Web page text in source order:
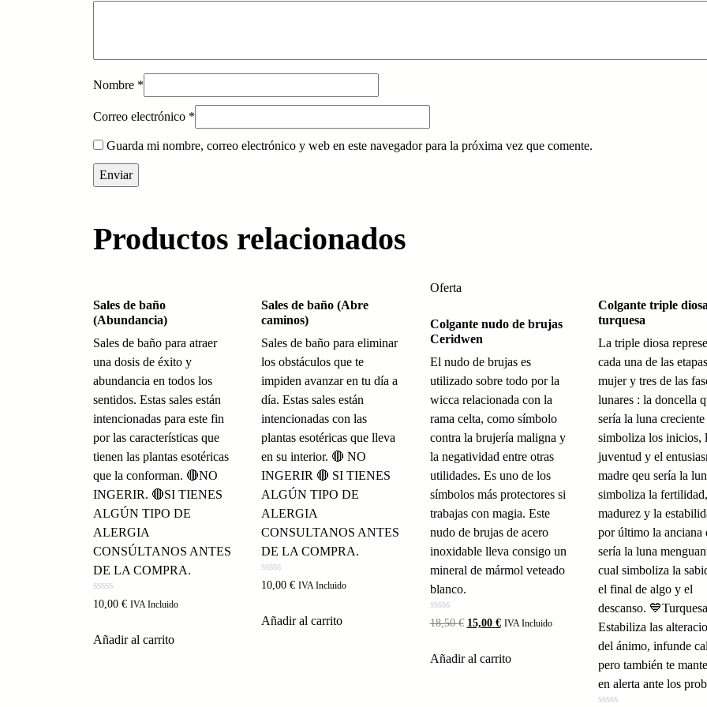
Nombre *
Correo electrónico *
Guarda mi nombre, correo electrónico y web en este navegador para la próxima vez que comente.
Productos relacionados
Sales de baño
(Abundancia)
Sales de baño para atraer
una dosis de éxito y
abundancia en todos los
sentidos. Estas sales están
intencionadas para este fin
por las características que
tienen las plantas esotéricas
que la conforman. 🔴NO
INGERIR. 🔴SI TIENES
ALGÚN TIPO DE
ALERGIA
CONSÚLTANOS ANTES
DE LA COMPRA.
Valorado
con
5
10,00 € IVA Incluido
Añadir al carrito
Sales de baño (Abre
caminos)
Sales de baño para eliminar
los obstáculos que te
impiden avanzar en tu día a
día. Estas sales están
intencionadas con las
plantas esotéricas que lleva
en su interior. 🔴 NO
INGERIR 🔴 SI TIENES
ALGÚN TIPO DE
ALERGIA
CONSULTANOS ANTES
DE LA COMPRA.
Valorado
con
5
10,00€ IVA Incluido
Añadir al carrito
Oferta
Colgante nudo de brujas
Ceridwen
El nudo de brujas es
utilizado sobre todo por la
wicca relacionada con la
rama celta, como símbolo
contra la brujería maligna y
la negatividad entre otras
utilidades. Es uno de los
símbolos más protectores si
trabajas con magia. Este
nudo de brujas de acero
inoxidable lleva consigo un
mineral de mármol veteado
blanco.
Valorado
con
5
18,50€ El
original
15,00 €El
actual
IVA Incluido
Añadir al carrito
Colgante triple diosa
turquesa
La triple diosa
cada una de las
mujer y tres de las
lunares : la doncella
sería la luna creciente
simboliza los inicios,
juventud y el
madre qeu sería la
simboliza la
madurez y la
por último la anciana
sería la luna
cual simboliza la
el final de algo y el
descanso.
Estabiliza las
del ánimo, infunde
pero también te
en alerta ante los